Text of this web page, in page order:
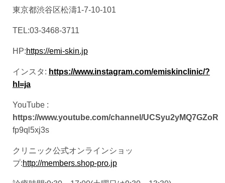
東京都渋谷区松濤1-7-10-101
TEL:03-3468-3711
HP:https://emi-skin.jp
インスタ: https://www.instagram.com/emiskinclinic/?
hl=ja
YouTube :
https://www.youtube.com/channel/
fp9ql5xj3s
クリニック公式オンラインショッ
プ:http://members.shop-pro.jp